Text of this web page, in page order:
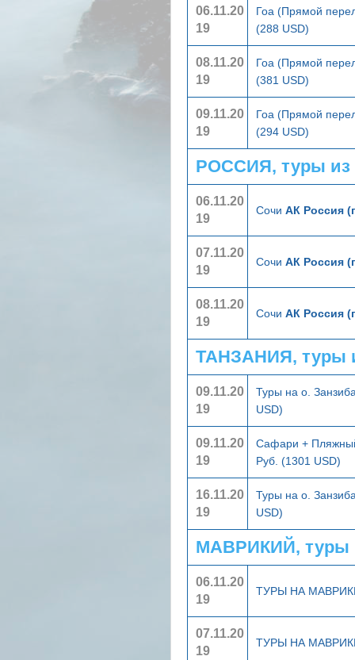
06.11.20
19
Гоа (Прямой
(288 USD)
08.11.20
19
Гоа (Прямой
(381 USD)
09.11.20
19
Гоа (Прямой
(294 USD)
РОССИЯ, туры
06.11.20
19
Сочи АК Россия
07.11.20
19
Сочи АК Россия
08.11.20
19
Сочи АК Россия
ТАНЗАНИЯ, туры
09.11.20
19
Туры на о.
USD)
09.11.20
19
Сафари +
Руб. (1301 USD)
16.11.20
19
Туры на о.
USD)
МАВРИКИЙ, туры
06.11.20
19
ТУРЫ НА
07.11.20
19
ТУРЫ НА